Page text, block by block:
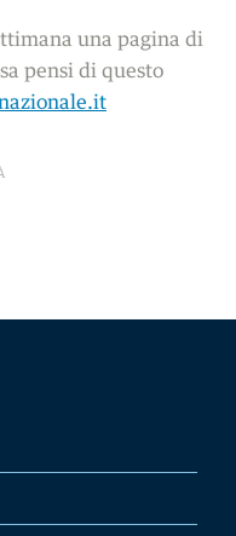
una pagina di
pensi di questo